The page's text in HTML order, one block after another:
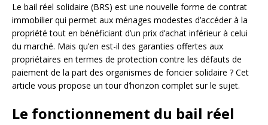
Le bail réel solidaire (BRS) est une nouvelle forme de contrat
immobilier qui permet aux ménages modestes d’accéder à la
propriété tout en bénéficiant d’un prix d’achat inférieur à celui
du marché. Mais qu’en est-il des garanties offertes aux
propriétaires en termes de protection contre les défauts de
paiement de la part des organismes de foncier solidaire ? Cet
article vous propose un tour d’horizon complet sur le sujet.
Le fonctionnement du bail réel